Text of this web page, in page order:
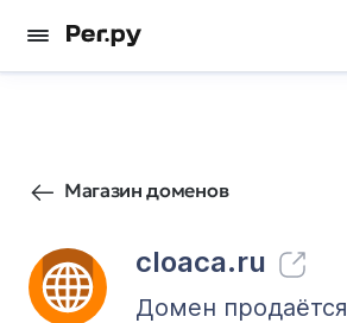
Магазин доменов
cloaca.ru
Домен продаётся